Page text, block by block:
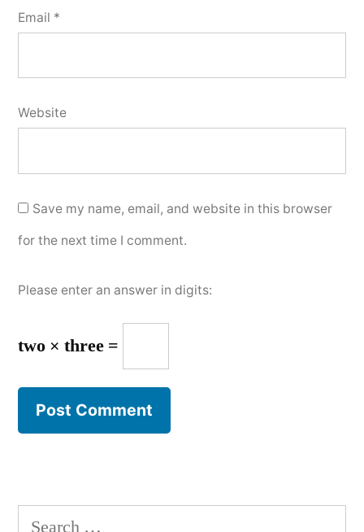
Email *
Website
Save my name, email, and website in this browser
for the next time I comment.
Please enter an answer in digits:
two × three =
Search